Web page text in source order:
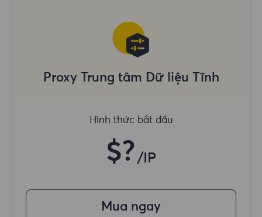
Proxy Trung tâm Dữ liệu Tĩnh
Hình thức bắt đầu
$? /IP
Mua ngay